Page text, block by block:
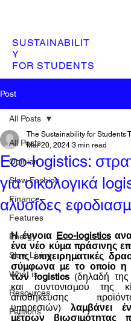
SUSTAINABILIT
Y
FOR STUDENTS
Post
All Posts
Opinion
Slow Fashion
Finance
Features
Energy
Slow Living
What is...
Resources
Petitions
All Posts
Eco-logistics:
για οικολογικά
αλυσίδες
The Sustainability for Students
Mar 20, 2024 3 min read
Η έννοια Eco-logistics
ένα νέο κύμα πράσινης
στις επιχειρηματικές
σύμφωνα με το οποίο η
των logistics (δηλαδή της
και συντονισμού της
αποθήκευσης
υπηρεσιών) λαμβάνει
μέτρων βιωσιμότητας